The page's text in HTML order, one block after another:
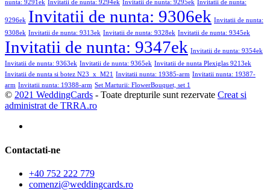
nunta: 9291ek Invitatii de nunta: 9294ek Invitatii de nunta: 9295ek Invitatii de nunta:
9296ek Invitatii de nunta: 9306ek Invitatii de nunta:
9308ek Invitatii de nunta: 9313ek Invitatii de nunta: 9328ek Invitatii de nunta: 9345ek
Invitatii de nunta: 9347ek Invitatii de nunta: 9354ek
Invitatii de nunta: 9363ek Invitatii de nunta: 9365ek Invitatii de nunta Plexiglas 9213ek
Invitatii de nunta si botez N23_x_M21 Invitatii nunta: 19385-arm Invitatii nunta: 19387-
arm Invitatii nunta: 19388-arm Set Marturii: FlowerBouquet, set 1
© 2021 WeddingCards - Toate drepturile sunt rezervate Creat si
administrat de TRRA.ro
Contactati-ne
+40 752 222 779
comenzi@weddingcards.ro